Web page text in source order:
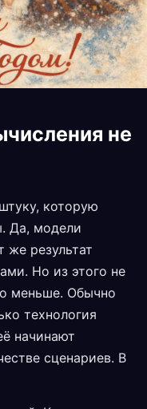
не
которую
Да, модели
же результат
Но из этого не
меньше. Обычно
технология
начинают
сценариев. В